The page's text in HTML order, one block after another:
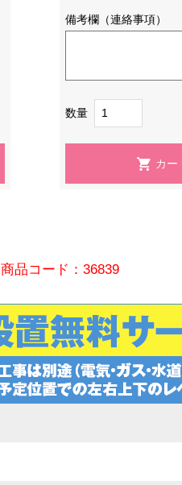
備考欄（連絡事項）
数量
商品コード：36839